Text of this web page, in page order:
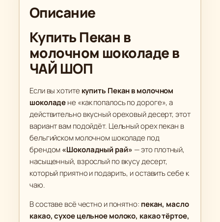
₽
Описание
Купить Пекан в
молочном шоколаде в
ЧАЙ ШОП
Если вы хотите купить Пекан в молочном
шоколадене «как попалось по дороге», а
действительно вкусный ореховый десерт, этот
вариант вам подойдёт. Цельный орех пекан в
бельгийском молочном шоколаде под
брендом«Шоколадный рай» — это плотный,
насыщенный, взрослый по вкусу десерт,
который приятно и подарить, и оставить себе к
чаю.
В составе всё честно и понятно: пекан, масло
какао, сухое цельное молоко, какао тёртое,